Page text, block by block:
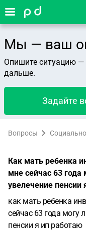
Мы — ваш
Опишите ситуацию —
дальше.
Задайте
Вопросы
Как мать ребенка
мне сейчас 63 года
увелечение пенсии
как мать ребенка
сейчас 63 года могу
пенсии я ип работаю